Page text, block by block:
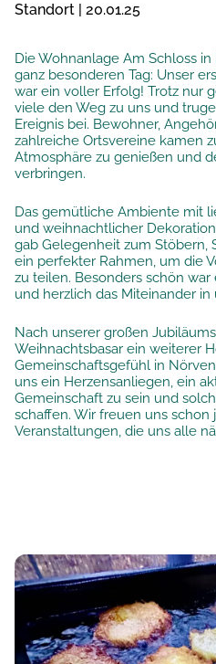
Standort | 20.01.25
Die Wohnanlage Am Schloss
ganz besonderen Tag: Unser
war ein voller Erfolg! Trotz nur
viele den Weg zu uns und
Ereignis bei. Bewohner,
zahlreiche Ortsvereine kamen
Atmosphäre zu genießen und
verbringen.
Das gemütliche Ambiente mit
und weihnachtlicher
gab Gelegenheit zum Stöbern,
ein perfekter Rahmen, um die
zu teilen. Besonders schön
und herzlich das Miteinander in
Nach unserer großen
Weihnachtsbasar ein weiterer
Gemeinschaftsgefühl in
uns ein Herzensanliegen, ein
Gemeinschaft zu sein und
schaffen. Wir freuen uns schon
Veranstaltungen, die uns alle